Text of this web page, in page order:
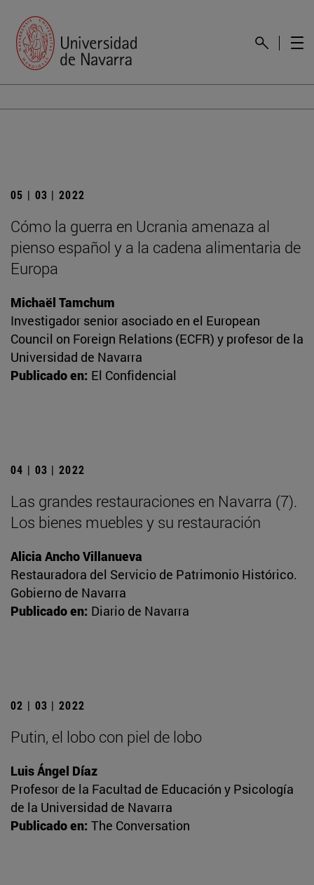
05 | 03 | 2022
Cómo la guerra en Ucrania amenaza al
pienso español y a la cadena alimentaria de
Europa
Michaël Tamchum
Investigador senior asociado en el European
Council on Foreign Relations (ECFR) y profesor de la
Universidad de Navarra
Publicado en: El Confidencial
04 | 03 | 2022
Las grandes restauraciones en Navarra (7).
Los bienes muebles y su restauración
Alicia Ancho Villanueva
Restauradora del Servicio de Patrimonio Histórico.
Gobierno de Navarra
Publicado en: Diario de Navarra
02 | 03 | 2022
Putin, el lobo con piel de lobo
Luis Ángel Díaz
Profesor de la Facultad de Educación y Psicología
de la Universidad de Navarra
Publicado en: The Conversation